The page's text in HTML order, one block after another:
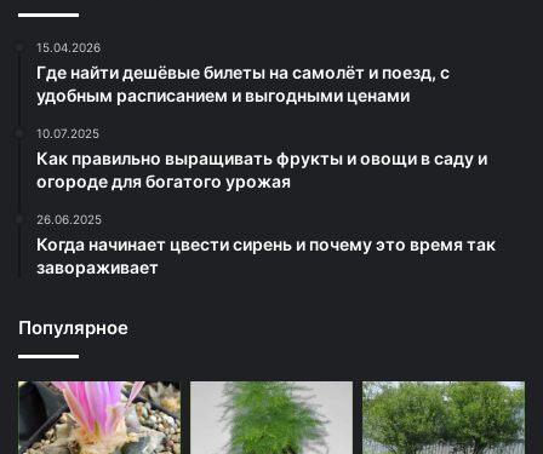
15.04.2026
Где найти дешёвые билеты на самолёт и поезд, с
удобным расписанием и выгодными ценами
10.07.2025
Как правильно выращивать фрукты и овощи в саду и
огороде для богатого урожая
26.06.2025
Когда начинает цвести сирень и почему это время так
завораживает
Популярное